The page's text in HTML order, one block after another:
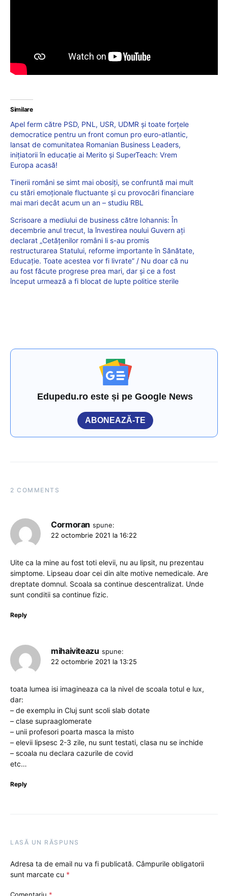
Similare
Apel ferm către PSD, PNL, USR, UDMR și toate forțele
democratice pentru un front comun pro euro-atlantic,
lansat de comunitatea Romanian Business Leaders,
inițiatorii în educație ai Merito și SuperTeach: Vrem
Europa acasă!
Tinerii români se simt mai obosiți, se confruntă mai mult
cu stări emoționale fluctuante și cu provocări financiare
mai mari decât acum un an – studiu RBL
Scrisoare a mediului de business către Iohannis: În
decembrie anul trecut, la învestirea noului Guvern ați
declarat „Cetățenilor români li s-au promis
restructurarea Statului, reforme importante în Sănătate,
Educație. Toate acestea vor fi livrate” / Nu doar că nu
au fost făcute progrese prea mari, dar și ce a fost
început urmează a fi blocat de lupte politice sterile
Edupedu.ro este și pe Google News
ABONEAZĂ-TE
2 COMMENTS
Cormoran spune:
22 octombrie 2021 la 16:22
Uite ca la mine au fost toti elevii, nu au lipsit, nu prezentau
simptome. Lipseau doar cei din alte motive nemedicale. Are
dreptate domnul. Scoala sa continue descentralizat. Unde
sunt conditii sa continue fizic.
Reply
mihaiviteazu spune:
22 octombrie 2021 la 13:25
toata lumea isi imagineaza ca la nivel de scoala totul e lux,
dar:
– de exemplu in Cluj sunt scoli slab dotate
– clase supraaglomerate
– unii profesori poarta masca la misto
– elevii lipsesc 2-3 zile, nu sunt testati, clasa nu se inchide
– scoala nu declara cazurile de covid
etc…
Reply
LASĂ UN RĂSPUNS
Adresa ta de email nu va fi publicată. Câmpurile obligatorii
sunt marcate cu *